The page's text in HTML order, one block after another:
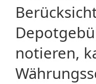
notieren,